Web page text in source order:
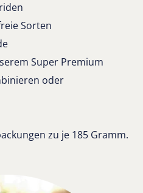
Sorten
Super Premium
oder
zu je 185 Gramm.